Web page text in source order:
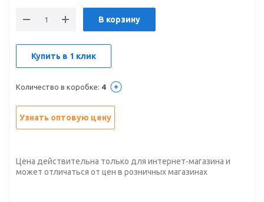
В корзину
Купить в 1 клик
Количество в коробке: 4
Узнать оптовую цену
Цена действительна только для интернет-магазина и
может отличаться от цен в розничных магазинах